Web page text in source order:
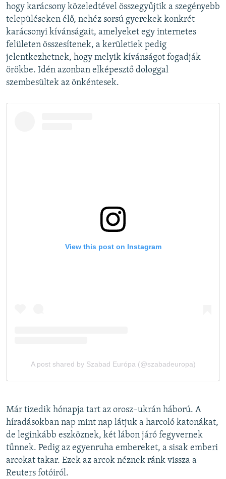
hogy karácsony közeledtével összegyűjtik a szegényebb
településeken élő, nehéz sorsú gyerekek konkrét
karácsonyi kívánságait, amelyeket egy internetes
felületen összesítenek, a kerületiek pedig
jelentkezhetnek, hogy melyik kívánságot fogadják
örökbe. Idén azonban elképesztő dologgal
szembesültek az önkéntesek.
Már tizedik hónapja tart az orosz–ukrán háború. A
híradásokban nap mint nap látjuk a harcoló katonákat,
de leginkább eszköznek, két lábon járó fegyvernek
tűnnek. Pedig az egyenruha embereket, a sisak emberi
arcokat takar. Ezek az arcok néznek ránk vissza a
Reuters fotóiról.